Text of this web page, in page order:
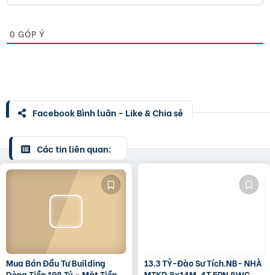
0 GÓP Ý
Facebook Bình luận - Like & Chia sẻ
Các tin liên quan:
Mua Bán Đầu Tư Building
13.3 TỶ-Đào Sư Tích.NB- NHÀ